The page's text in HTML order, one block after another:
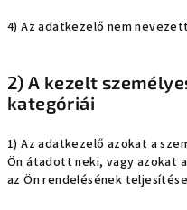
4) Az adatkezelő nem
2) A kezelt
kategóriái
1) Az adatkezelő azokat a
Ön átadott neki, vagy azokat
az Ön rendelésének